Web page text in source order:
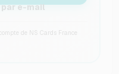
e-mail
de NS Cards France